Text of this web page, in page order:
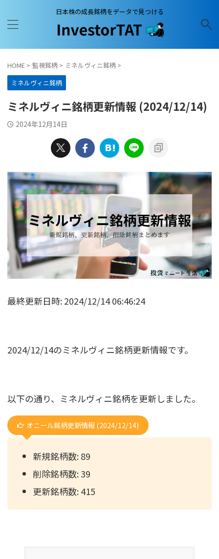
日本株の成長銘柄をデータで見つける
HOME > 監視銘柄 > ミネルヴィニ銘柄 >
ミネルヴィニ銘柄
ミネルヴィニ銘柄更新情報 (2024/12/14)
2024年12月14日
最終更新日時: 2024/12/14 06:46:24
2024/12/14のミネルヴィニ銘柄更新情報です。
以下の通り、ミネルヴィニ銘柄を更新しました。
オニール銘柄更新情報 (2024/12/14)
新規銘柄数: 89
削除銘柄数: 39
更新銘柄数: 415